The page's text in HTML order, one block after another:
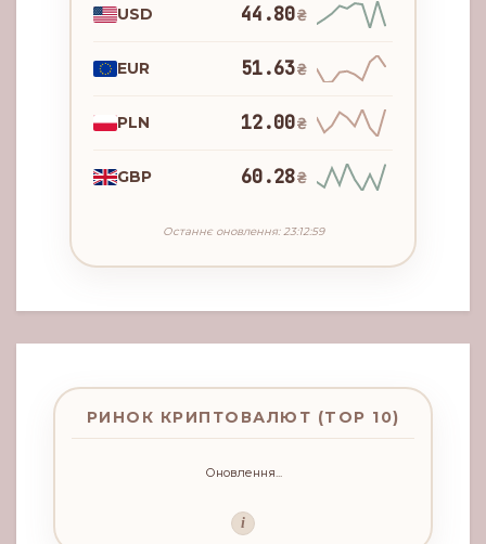
USD 44.80₴
EUR 51.63₴
PLN 12.00₴
GBP 60.28₴
Останнє оновлення: 23:12:59
РИНОК КРИПТОВАЛЮТ (TOP 10)
Оновлення...
i